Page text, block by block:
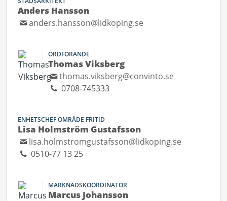
Anders Hansson
anders.hansson@lidkoping.se
ORDFÖRANDE
Thomas Viksberg
thomas.viksberg@convinto.se
0708-745333
ENHETSCHEF OMRÅDE FRITID
Lisa Holmström Gustafsson
lisa.holmstromgustafsson@lidkoping.se
0510-77 13 25
MARKNADSKOORDINATOR
Marcus Johansson